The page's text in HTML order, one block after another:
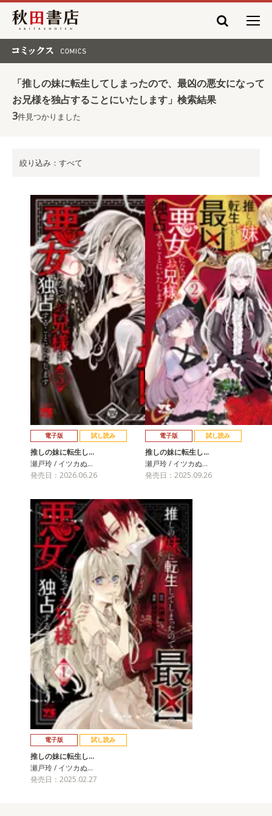
秋田書店
「推しの妹に転生してしまったので、最凶の悪女になって
お兄様を独占することにいたします」検索結果
3件見つかりました
絞り込み：すべて
電子版 試し読み
推しの妹に転生し…
瀬戸玲 / イツカぬ…
発売日：2026.06.26
電子版 試し読み
推しの妹に転生し…
瀬戸玲 / イツカぬ…
発売日：2025.09.26
電子版 試し読み
推しの妹に転生し…
瀬戸玲 / イツカぬ…
発売日：2025.02.27